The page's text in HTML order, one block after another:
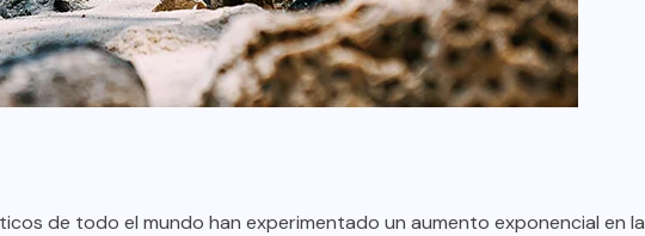
de todo el mundo han experimentado un aumento exponencial en la